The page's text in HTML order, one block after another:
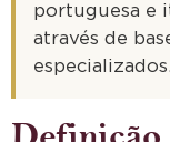
portuguesa e
através de
especializados.